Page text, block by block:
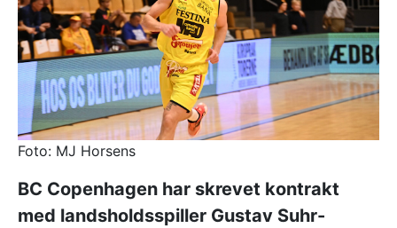
Foto: MJ Horsens
BC Copenhagen har skrevet kontrakt
med landsholdsspiller Gustav Suhr-